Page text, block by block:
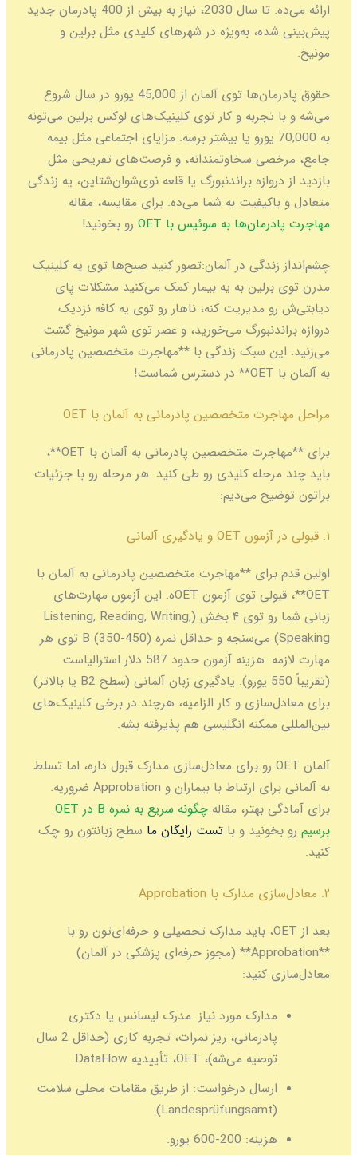
ارائه می‌ده. تا سال 2030، نیاز به بیش از 400 پادرمان جدید
پیش‌بینی شده، به‌ویژه در شهرهای کلیدی مثل برلین و
مونیخ.
حقوق پادرمان‌ها توی آلمان از 45,000 یورو در سال شروع
می‌شه و با تجربه و کار توی کلینیک‌های لوکس برلین می‌تونه
به 70,000 یورو یا بیشتر برسه. مزایای اجتماعی مثل بیمه
جامع، مرخصی سخاوتمندانه، و فرصت‌های تفریحی مثل
بازدید از دروازه براندنبورگ یا قلعه نوی‌شوان‌شتاین، یه زندگی
متعادل و باکیفیت به شما می‌ده. برای مقایسه، مقاله
مهاجرت پادرمان‌ها به سوئیس با OET
رو بخونید!
چشم‌انداز زندگی در آلمان:تصور کنید صبح‌ها توی یه کلینیک
مدرن توی برلین به یه بیمار کمک می‌کنید مشکلات پای
دیابتی‌ش رو مدیریت کنه، ناهار رو توی یه کافه نزدیک
دروازه براندنبورگ می‌خورید، و عصر توی شهر مونیخ گشت
می‌زنید. این سبک زندگی با **مهاجرت متخصصین پادرمانی
به آلمان با OET** در دسترس شماست!
مراحل مهاجرت متخصصین پادرمانی به آلمان با OET
برای **مهاجرت متخصصین پادرمانی به آلمان با OET**،
باید چند مرحله کلیدی رو طی کنید. هر مرحله رو با جزئیات
براتون توضیح می‌دیم:
۱. قبولی در آزمون OET و یادگیری آلمانی
اولین قدم برای **مهاجرت متخصصین پادرمانی به آلمان با
OET**، قبولی توی آزمون OETه. این آزمون مهارت‌های
زبانی شما رو توی ۴ بخش (Listening, Reading, Writing,
Speaking) می‌سنجه و حداقل نمره B (350-450) توی هر
مهارت لازمه. هزینه آزمون حدود 587 دلار استرالیاست
(تقریباً 550 یورو). یادگیری زبان آلمانی (سطح B2 یا بالاتر)
برای معادل‌سازی و کار الزامیه، هرچند در برخی کلینیک‌های
بین‌المللی ممکنه انگلیسی هم پذیرفته بشه.
آلمان OET رو برای معادل‌سازی مدارک قبول داره، اما تسلط
به آلمانی برای ارتباط با بیماران و Approbation ضروریه.
برای آمادگی بهتر، مقاله
چگونه سریع به نمره B در OET
برسیمرو بخونید و با تست رایگان ما سطح زبانتون رو چک
کنید.
۲. معادل‌سازی مدارک با Approbation
بعد از OET، باید مدارک تحصیلی و حرفه‌ای‌تون رو با
**Approbation** (مجوز حرفه‌ای پزشکی در آلمان)
معادل‌سازی کنید:
مدارک مورد نیاز: مدرک لیسانس یا دکتری
پادرمانی، ریز نمرات، تجربه کاری (حداقل 2 سال
توصیه می‌شه)، OET، تأییدیه DataFlow.
ارسال درخواست: از طریق مقامات محلی سلامت
(Landesprüfungsamt).
هزینه: